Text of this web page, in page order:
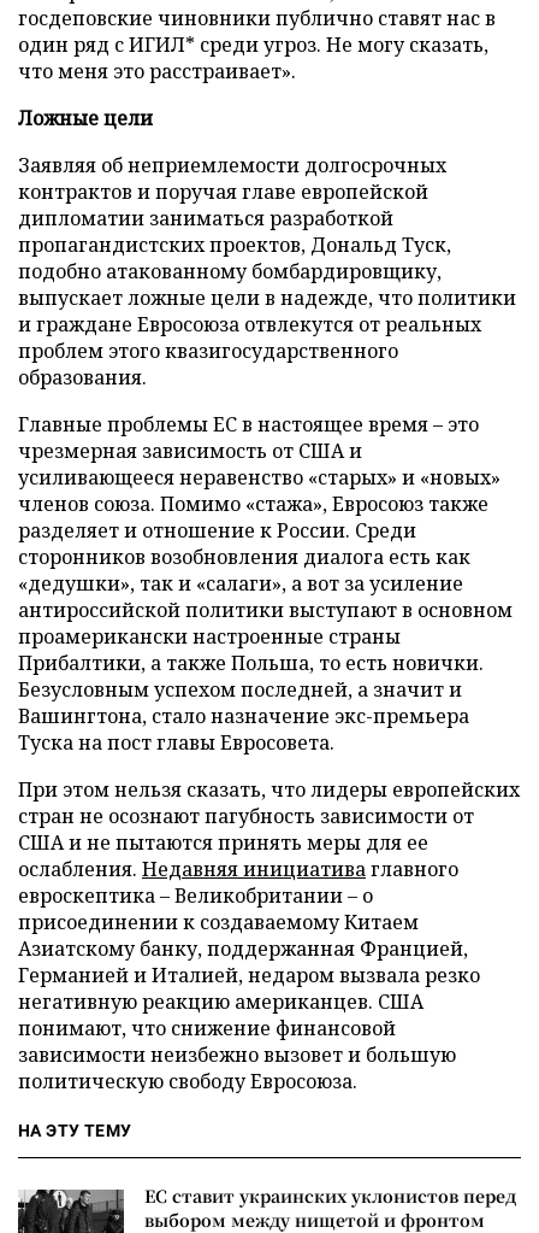
госдеповские чиновники публично ставят нас в
один ряд с ИГИЛ* среди угроз. Не могу сказать,
что меня это расстраивает».
Ложные цели
Заявляя об неприемлемости долгосрочных
контрактов и поручая главе европейской
дипломатии заниматься разработкой
пропагандистских проектов, Дональд Туск,
подобно атакованному бомбардировщику,
выпускает ложные цели в надежде, что политики
и граждане Евросоюза отвлекутся от реальных
проблем этого квазигосударственного
образования.
Главные проблемы ЕС в настоящее время – это
чрезмерная зависимость от США и
усиливающееся неравенство «старых» и «новых»
членов союза. Помимо «стажа», Евросоюз также
разделяет и отношение к России. Среди
сторонников возобновления диалога есть как
«дедушки», так и «салаги», а вот за усиление
антироссийской политики выступают в основном
проамерикански настроенные страны
Прибалтики, а также Польша, то есть новички.
Безусловным успехом последней, а значит и
Вашингтона, стало назначение экс-премьера
Туска на пост главы Евросовета.
При этом нельзя сказать, что лидеры европейских
стран не осознают пагубность зависимости от
США и не пытаются принять меры для ее
ослабления. Недавняя инициативаглавного
евроскептика – Великобритании – о
присоединении к создаваемому Китаем
Азиатскому банку, поддержанная Францией,
Германией и Италией, недаром вызвала резко
негативную реакцию американцев. США
понимают, что снижение финансовой
зависимости неизбежно вызовет и большую
политическую свободу Евросоюза.
НА ЭТУ ТЕМУ
ЕС ставит украинских уклонистов перед
выбором между нищетой и фронтом